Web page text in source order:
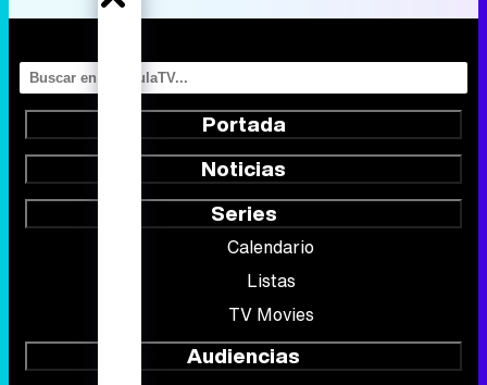
Portada
Noticias
Series
Calendario
Listas
TV Movies
Audiencias